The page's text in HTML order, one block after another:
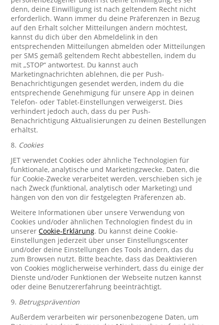
denn, deine Einwilligung ist nach geltendem Recht nicht
erforderlich. Wann immer du deine Präferenzen in Bezug
auf den Erhalt solcher Mitteilungen ändern möchtest,
kannst du dich über den Abmeldelink in den
entsprechenden Mitteilungen abmelden oder Mitteilungen
per SMS gemäß geltendem Recht abbestellen, indem du
mit „STOP“ antwortest. Du kannst auch
Marketingnachrichten ablehnen, die per Push-
Benachrichtigungen gesendet werden, indem du die
entsprechende Genehmigung für unsere App in deinen
Telefon- oder Tablet-Einstellungen verweigerst. Dies
verhindert jedoch auch, dass du per Push-
Benachrichtigung Aktualisierungen zu deinen Bestellungen
erhältst.
8. Cookies
JET verwendet Cookies oder ähnliche Technologien für
funktionale, analytische und Marketingzwecke. Daten, die
für Cookie-Zwecke verarbeitet werden, verschieben sich je
nach Zweck (funktional, analytisch oder Marketing) und
hängen von den von dir festgelegten Präferenzen ab.
Weitere Informationen über unsere Verwendung von
Cookies und/oder ähnlichen Technologien findest du in
unsererCookie-Erklärung. Du kannst deine Cookie-
Einstellungen jederzeit über unser Einstellungscenter
und/oder deine Einstellungen des Tools ändern, das du
zum Browsen nutzt. Bitte beachte, dass das Deaktivieren
von Cookies möglicherweise verhindert, dass du einige der
Dienste und/oder Funktionen der Webseite nutzen kannst
oder deine Benutzererfahrung beeinträchtigt.
9. Betrugsprävention
Außerdem verarbeiten wir personenbezogene Daten, um